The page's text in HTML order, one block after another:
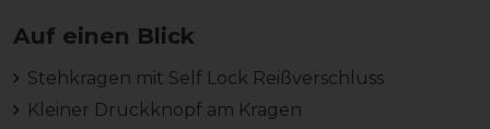
Auf einen Blick
Stehkragen mit Self Lock Reißverschluss
Kleiner Druckknopf am Kragen